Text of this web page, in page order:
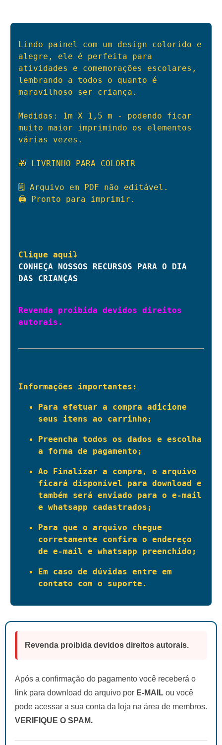
Lindo painel com um design colorido e
alegre, ele é perfeita para
atividades e comemorações escolares,
lembrando a todos o quanto é
maravilhoso ser criança.
Medidas: 1m X 1,5 m - podendo ficar
muito maior imprimindo os elementos
várias vezes.
🎁 LIVRINHO PARA COLORIR
🗒 Arquivo em PDF não editável.
🖨 Pronto para imprimir.
CONHEÇA NOSSOS RECURSOS PARA O DIA
DAS CRIANÇAS
Revenda proibida devidos direitos
autorais.
Informações importantes:
Para efetuar a compra adicione
seus itens ao carrinho;
Preencha todos os dados e escolha
a forma de pagamento;
Ao Finalizar a compra, o arquivo
ficará disponível para download e
também será enviado para o e-mail
e whatsapp cadastrados;
Para que o arquivo chegue
corretamente confira o endereço
de e-mail e whatsapp preenchido;
Em caso de dúvidas entre em
contato com o suporte.
Revenda proibida devidos direitos autorais.
Após a confirmação do pagamento você receberá o
link para download do arquivo por E-MAIL ou você
pode acessar a sua conta da loja na área de membros.
VERIFIQUE O SPAM.